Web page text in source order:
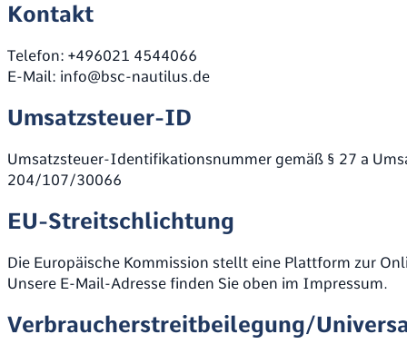
Kontakt
Telefon: +496021 4544066
E-Mail: info@bsc-nautilus.de
Umsatzsteuer-ID
Umsatzsteuer-Identifikationsnummer gemäß § 27 a
204/107/30066
EU-Streitschlichtung
Die Europäische Kommission stellt eine Plattform zur
Unsere E-Mail-Adresse finden Sie oben im Impressum.
Verbraucher­streit­beilegung/